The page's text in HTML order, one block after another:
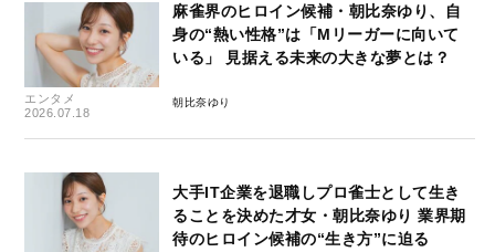
エンタメ
2026.07.18
麻雀界のヒロイン候補・朝比奈ゆり、自
身の“熱い性格”は「Mリーガーに向いて
いる」 見据える未来の大きな夢とは？
朝比奈ゆり
大手IT企業を退職しプロ雀士として生き
ることを決めた才女・朝比奈ゆり 業界期
待のヒロイン候補の“生き方”に迫る